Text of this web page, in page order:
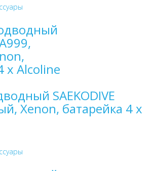
SAEKODIVE
Хenon, батарейка 4 х